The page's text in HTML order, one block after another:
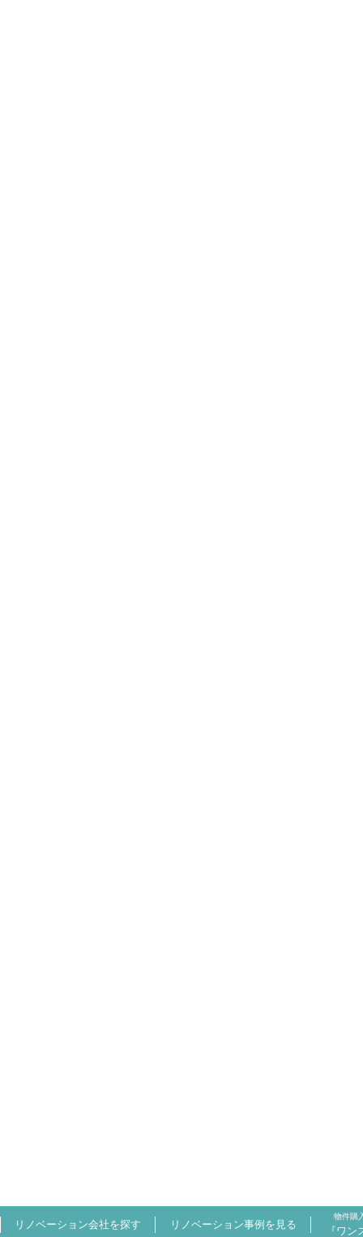
リノベーション会社を探す リノベーション事例を見る
物件購
『ワ